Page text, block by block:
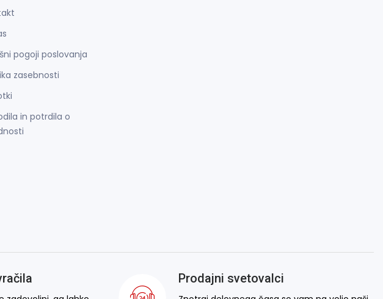
pogoji poslovanja
zasebnosti
in potrdila o
Prodajni svetovalci